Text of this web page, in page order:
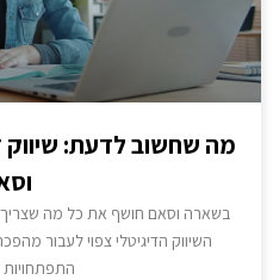
בשארה וסאם חושף את כל מה שצריך
התפתחויות